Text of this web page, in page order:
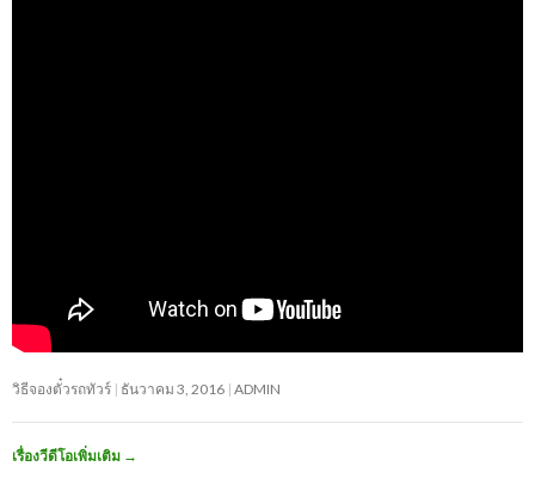
วิธีจองตั๋วรถทัวร์ ธันวาคม 3, 2016 ADMIN
เรื่องวีดีโอเพิ่มเติม →